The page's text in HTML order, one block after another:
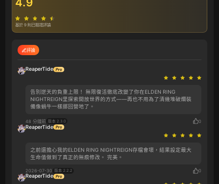
基於 9 則已驗證評論
評論
ReaperTide
告別逆天的負重上限！ 無限復活徹底改變了你在‌‌ELDEN RING
NIGHTREIGN里探索開放世界的方式——再也不用為了清幾堆破爛裝
備像蝸牛一樣挪回營地了。
48 分鐘前 版本 2.3.0 0
ReaperTide
之前還擔心我的‌‌ELDEN RING NIGHTREIGN存檔會壞，結果設定最大
生命值做到了真正的無痕修改。 完美。
2026-07-30 版本 2.2.2 0
ReaperTide